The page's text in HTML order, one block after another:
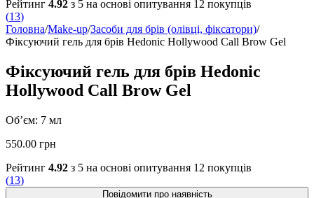
Рейтинг 4.92 з 5 на основі опитування 12 покупців
(13)
Головна/Make-up/Засоби для брів (олівці, фіксатори)/
Фіксуючий гель для брів Hedonic Hollywood Call Brow Gel
Фіксуючий гель для брів Hedonic
Hollywood Call Brow Gel
Об’єм: 7 мл
550.00 грн
Рейтинг 4.92 з 5 на основі опитування 12 покупців
(13)